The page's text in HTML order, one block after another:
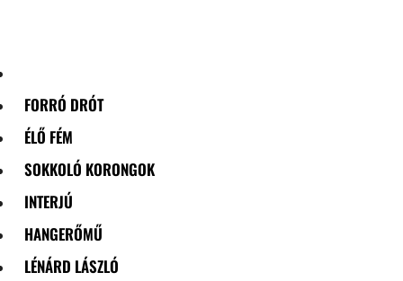
FORRÓ DRÓT
ÉLŐ FÉM
SOKKOLÓ KORONGOK
INTERJÚ
HANGERŐMŰ
LÉNÁRD LÁSZLÓ